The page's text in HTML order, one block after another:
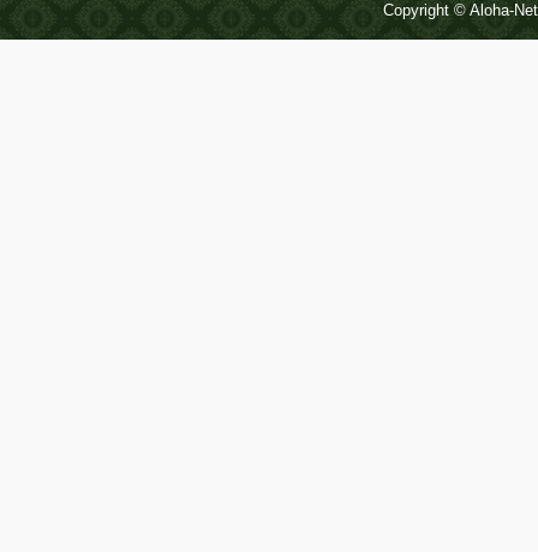
Copyright © Aloha-